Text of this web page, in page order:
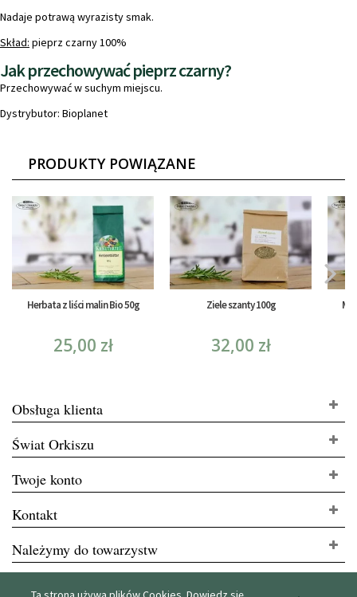
Nadaje potrawą wyrazisty smak.
Skład: pieprz czarny 100%
Jak przechowywać pieprz czarny?
Przechowywać w suchym miejscu.
Dystrybutor: Bioplanet
PRODUKTY POWIĄZANE
Herbata z liści malin Bio 50g
25,00 zł
Ziele szanty 100g
32,00 zł
Obsługa klienta
Świat Orkiszu
Twoje konto
Kontakt
Należymy do towarzystw